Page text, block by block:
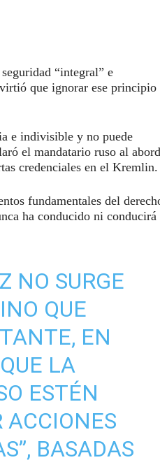
“integral” e
que ignorar ese principio
e indivisible y no puede
el mandatario ruso al
credenciales en el Kremlin.
fundamentales del
ha conducido ni conducirá
NO SURGE
QUE
EN
LA
ESTÉN
ACCIONES
BASADAS